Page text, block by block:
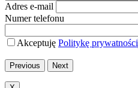
Adres e-mail
Numer telefonu
Akceptuję Politykę prywatności
Previous Next